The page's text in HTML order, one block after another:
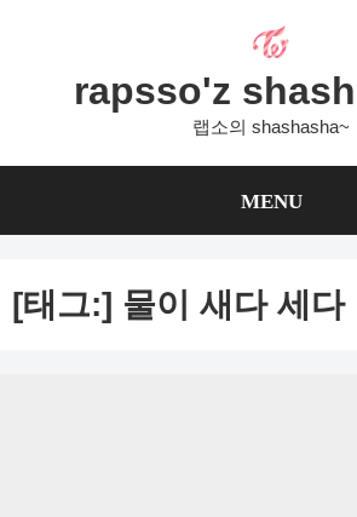
rapsso'z
랩소의 shashasha~
MENU
[태그:] 물이 새다 세다